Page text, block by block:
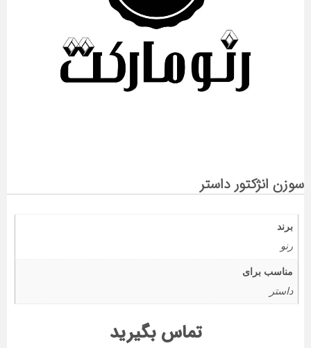
سوزن انژکتور داستر
برند
رنو
مناسب برای
داستر
تماس بگیرید